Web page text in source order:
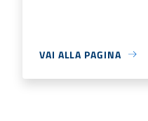
VAI ALLA PAGINA